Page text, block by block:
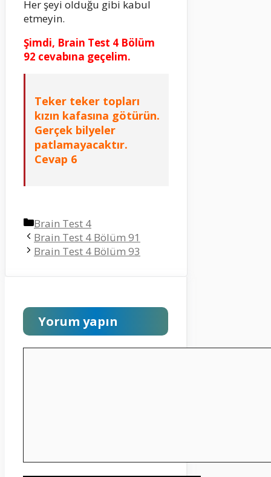
Her şeyi olduğu gibi kabul
etmeyin.
Şimdi, Brain Test 4 Bölüm
92 cevabına geçelim.
Teker teker topları
kızın kafasına götürün.
Gerçek bilyeler
patlamayacaktır.
Cevap 6
Kategoriler
Brain Test 4
Brain Test 4 Bölüm 91
Brain Test 4 Bölüm 93
Yorum yapın